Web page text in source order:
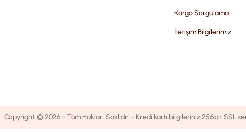
Kargo Sorgulama
İletişim Bilgilerimiz
Copyright © 2026 - Tüm Hakları Saklıdır. - Kredi kartı bilgileriniz 256bit SSL